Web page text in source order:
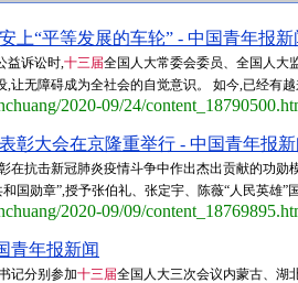
上“平等发展的车轮” - 中国青年报新
益诉讼时,十三届全国人大常委会委员、全国人大
,让无障碍成为全社会的自觉意识。 如今,已经有
2020-09/24/
彰大会在京隆重举行 - 中国青年报
在抗击新冠肺炎疫情斗争中作出杰出贡献的功
国勋章”,授予张伯礼、张定宇、陈薇“人民英雄
2020-09/09/
青年报新闻
记分别参加十三届全国人大三次会议内蒙古、湖